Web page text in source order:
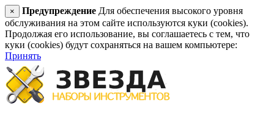
× Предупреждение Для обеспечения высокого уровня
обслуживания на этом сайте используются куки (cookies).
Продолжая его использование, вы соглашаетесь с тем, что
куки (cookies) будут сохраняться на вашем компьютере:
Принять